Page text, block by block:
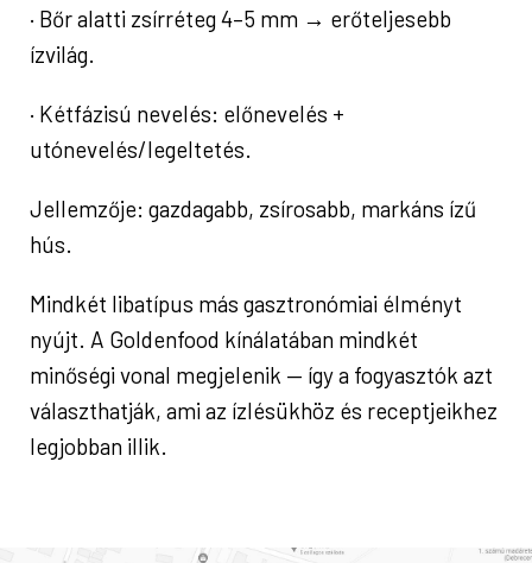
· Bőr alatti zsírréteg 4–5 mm → erőteljesebb
ízvilág.
· Kétfázisú nevelés: előnevelés +
utónevelés/legeltetés.
Jellemzője: gazdagabb, zsírosabb, markáns ízű
hús.
Mindkét libatípus más gasztronómiai élményt
nyújt. A Goldenfood kínálatában mindkét
minőségi vonal megjelenik — így a fogyasztók azt
választhatják, ami az ízlésükhöz és receptjeikhez
legjobban illik.